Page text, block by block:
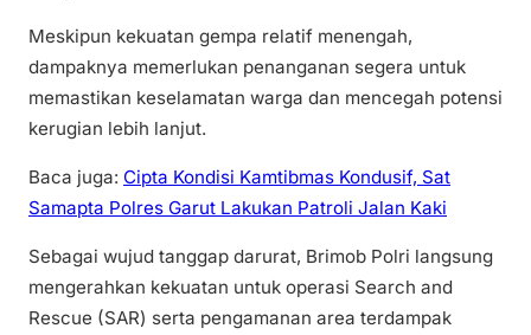
Meskipun kekuatan gempa relatif menengah,
dampaknya memerlukan penanganan segera untuk
memastikan keselamatan warga dan mencegah potensi
kerugian lebih lanjut.
Baca juga: Cipta Kondisi Kamtibmas Kondusif, Sat
Samapta Polres Garut Lakukan Patroli Jalan Kaki
Sebagai wujud tanggap darurat, Brimob Polri langsung
mengerahkan kekuatan untuk operasi Search and
Rescue (SAR) serta pengamanan area terdampak